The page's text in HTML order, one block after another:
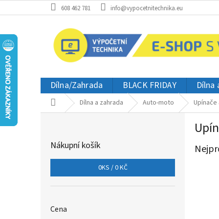
na
608 462 781 info@vypocetnitechnika.eu
Dílna/Zahrada BLACK FRIDAY Dílna
Domů Dílna a zahrada Auto-moto
Nákupní košík
0KS /0 KČ
Cena